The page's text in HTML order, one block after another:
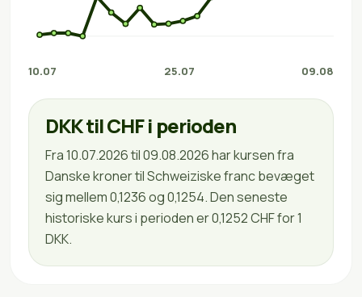
10.07 25.07 09.08
DKK til CHF i perioden
Fra 10.07.2026 til 09.08.2026 har kursen fra
Danske kroner til Schweiziske franc bevæget
sig mellem 0,1236 og 0,1254. Den seneste
historiske kurs i perioden er 0,1252 CHF for 1
DKK.